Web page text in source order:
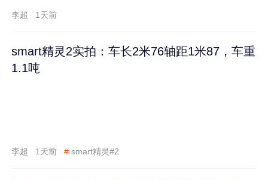
李超 1天前
smart精灵2实拍：车长2米76轴距1米87，车重
1.1吨
李超 1天前 # smart精灵#2